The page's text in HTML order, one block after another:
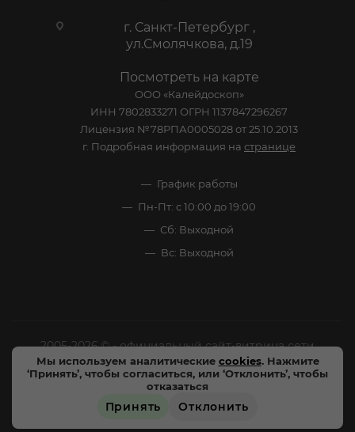
Мы используем аналитические cookies. Нажмите
‘Принять’, чтобы согласиться, или ‘Отклонить’, чтобы
отказаться
Принять Отклонить
г. Санкт-Петербург ,
ул.Смолячкова, д.19
Посмотреть на карте
ООО «Калейдоскоп»
ИНН 7802833271 ОГРН 1137847296267
Лицензия №78РПА0005028 от 25.10.2013
г. Подробная информация на странице
График работы
Пн-Пт: с 10:00 до 19:00
Сб: Выходной
Вс: Выходной
2005-2026 © - официальный сайт-витрина сети
специализированных напитков "Калейдоскоп Напитков
Мира". Все права защищены.